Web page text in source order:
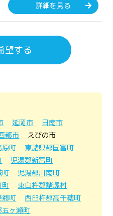
詳細を見る
望する
延岡市
日南市
都市
えびの市
原町
東諸県郡国富町
児湯郡新富町
町
児湯郡川南町
町
東臼杵郡諸塚村
郷町
西臼杵郡高千穂町
五ヶ瀬町